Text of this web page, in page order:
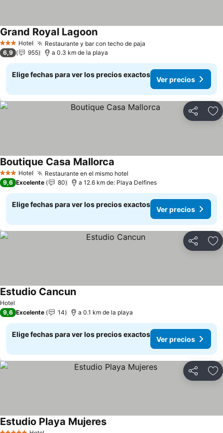
3 Estrellas
Hotel Restaurante y bar con techo de paja
Grand Royal LagoonVer precios
6,9 955 a 0.3 km de la playa
Elige fechas para ver los precios exactos
Ver precios
Compartir
3 Estrellas
Hotel Restaurante en el mismo hotel
Boutique Casa Mallorca
9,6 Excelente 80 a 12.6 km de: Playa Delfines
Elige fechas para ver los precios exactos
Ver precios
Compartir
Hotel
Estudio CancunVer precios
9,6 Excelente 14 a 0.1 km de la playa
Elige fechas para ver los precios exactos
Ver precios
Compartir
Estudio Playa MujeresVer precios